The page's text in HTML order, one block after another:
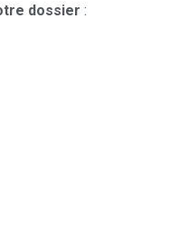
dossier :